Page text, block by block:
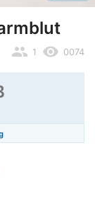
remove_red_eye 0074
people 1